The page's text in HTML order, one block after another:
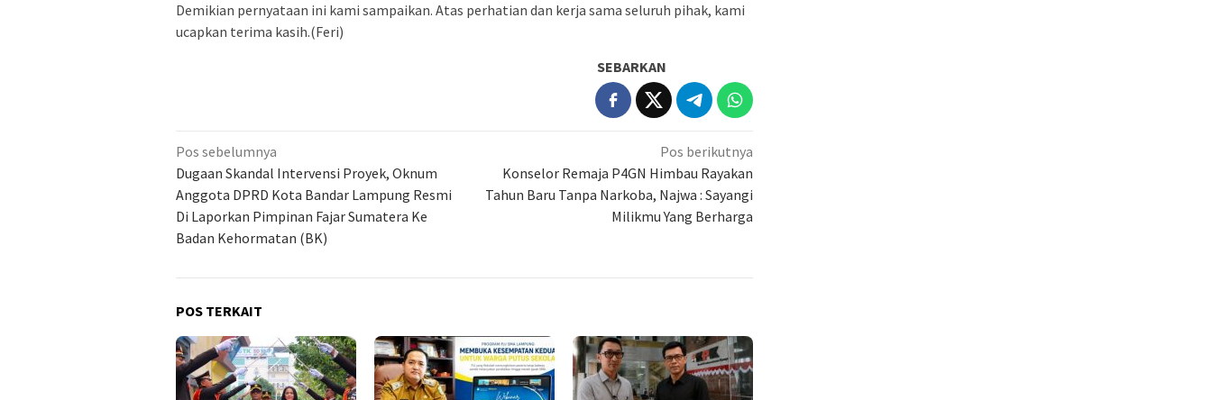
Demikian pernyataan ini kami sampaikan. Atas perhatian dan kerja sama seluruh pihak, kami
ucapkan terima kasih.(Feri)
SEBARKAN
Navigasi
pos
Pos sebelumnya
Dugaan Skandal Intervensi Proyek, Oknum
Anggota DPRD Kota Bandar Lampung Resmi
Di Laporkan Pimpinan Fajar Sumatera Ke
Badan Kehormatan (BK)
Pos berikutnya
Konselor Remaja P4GN Himbau Rayakan
Tahun Baru Tanpa Narkoba, Najwa : Sayangi
Milikmu Yang Berharga
POS TERKAIT